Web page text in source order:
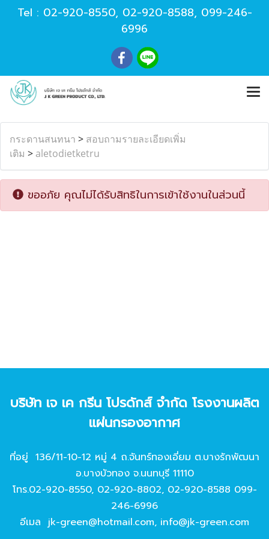
Tel : 02-920-8550, 02-920-8588, 099-246-
6996
กระดานสนทนา > สอบถามรายละเอียดเพิ่ม
เติม > aletodietketru
ขออภัย คุณไม่ได้รับสิทธิในการเข้าใช้งานในส่วนนี้
บริษัท เจ เค กรีน โปรดักส์ จํากัด โรงงานผลิต
แผ่นกรองอากาศ
ที่อยู่ 136/11-10-12 หมู่ 4 ถ.จันทร์ทองเอี่ยม ต.บางรักพัฒนา
อ.บางบัวทอง จ.นนทบุรี 11110
โทร.02-920-8550, 02-920-8802, 02-920-8588 099-
246-6996
อีเมล jk-green@hotmail.com, info@jk-green.com